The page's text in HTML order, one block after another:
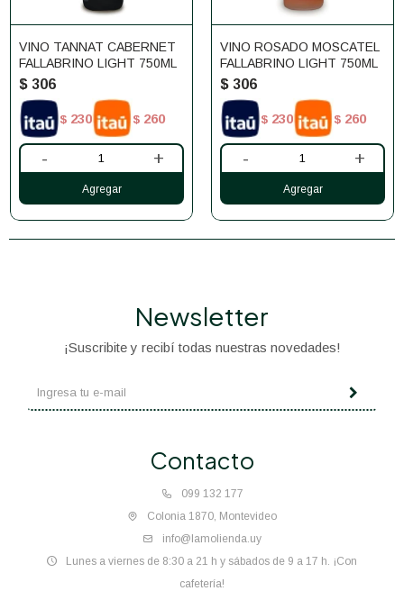
VINO TANNAT CABERNET
FALLABRINO LIGHT 750ML
$ 306
$ 230 $ 260
- +
VINO ROSADO MOSCATEL
FALLABRINO LIGHT 750ML
$ 306
$ 230 $ 260
- +
Contacto
099 132 177
Colonia 1870, Montevideo
info@lamolienda.uy
Lunes a viernes de 8:30 a 21 h y sábados de 9 a 17 h. ¡Con
cafetería!
Newsletter
¡Suscribite y recibí todas nuestras novedades!